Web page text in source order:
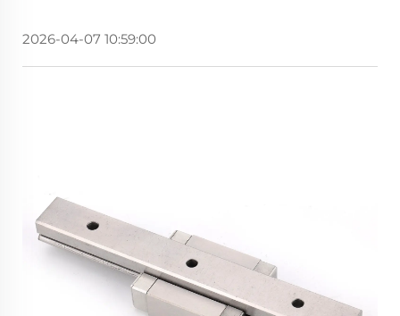
2026-04-07 10:59:00